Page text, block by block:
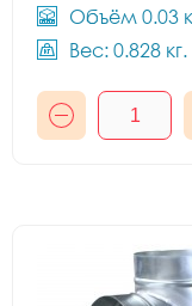
Объём 0.03
Вес: 0.828 кг.